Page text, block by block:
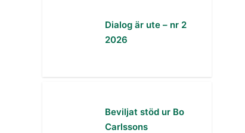
Dialog är ute – nr 2
2026
Beviljat stöd ur Bo
Carlssons